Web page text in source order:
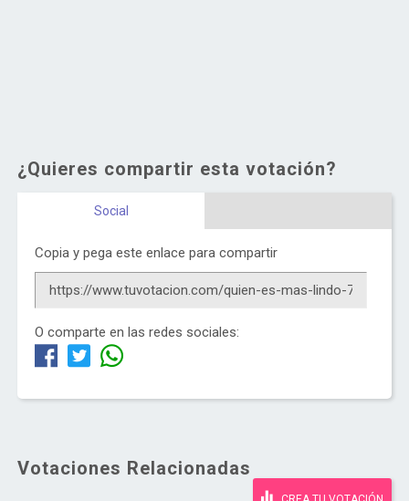
¿Quieres compartir esta votación?
Social
Copia y pega este enlace para compartir
O comparte en las redes sociales:
Votaciones Relacionadas